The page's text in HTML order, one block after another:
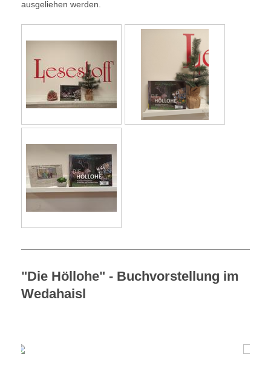
ausgeliehen werden.
"Die Höllohe" - Buchvorstellung im
Wedahaisl